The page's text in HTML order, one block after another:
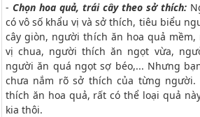
- Chọn hoa quả, trái cây theo sở thích:
có vô số khẩu vị và sở thích, tiêu biểu
cây giòn, người thích ăn hoa quả
vị chua, người thích ăn ngọt vừa,
người ăn quá ngọt sợ béo,... Nhưng
chưa nắm rõ sở thích của từng
thích ăn hoa quả, rất có thể loại quả
kia thôi.